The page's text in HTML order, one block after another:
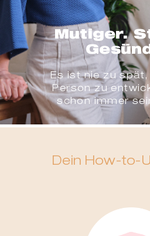
Mutiger.
Es ist nie zu
Person zu
schon immer
Dein How-to-